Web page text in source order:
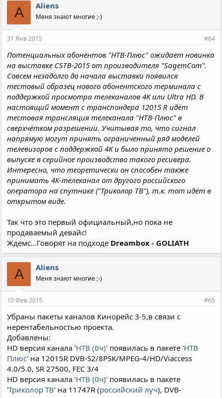
A Aliens
Меня знают многие ;-)
31 Янв 2015 #64
Потенциальных абонентов "НТВ-Плюс" ожидает новинка
на выставке CSTB-2015 от производителя "SagemCom".
Совсем незадолго до начала выставки появился
тестовый образец нового абонентского терминала с
поддержкой просмотра телеканалов 4K или Ultra HD. В
настоящий момент с транспондера 12015 R идёт
тестовая трансляция телеканала "НТВ-Плюс" в
сверхчётком разрешении. Учитывая то, что сигнал
напрямую могут принять ограниченный ряд моделей
телевизоров с поддержкой 4K и было принято решение о
выпуске в серийное производство такого ресивера.
Интересно, что теоретически он способен также
принимать 4K-телеканал от другого российского
оператора на спутнике ("Триколор ТВ"), т.к. тот идёт в
открытом виде.
Так что это первый официальный,но пока не
продаваемый девайс!
Ждемс...Говорят на подходе Dreambox - GOLIATH
A Aliens
Меня знают многие ;-)
10 Фев 2015 #65
Убраны пакеты каналов Кинорейс 3-5,в связи с
нерентабельностью проекта.
Добавлены:
HD версия канала 'НТВ (0ч)' появилась в пакете 'НТВ
Плюс' на 12015R DVB-S2/8PSK/MPEG-4/HD/Viaccess
4.0/5.0, SR 27500, FEC 3/4
HD версия канала 'НТВ (0ч)' появилась в пакете
'Триколор ТВ' на 11747R (российский луч), DVB-